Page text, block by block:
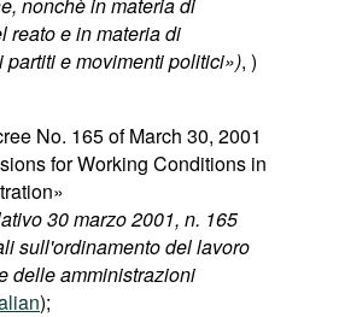
reato e in materia di
partiti e movimenti politici»), )
No. 165 of March 30, 2001
for Working Conditions in
30 marzo 2001, n. 165
sull'ordinamento del lavoro
delle amministrazioni
);